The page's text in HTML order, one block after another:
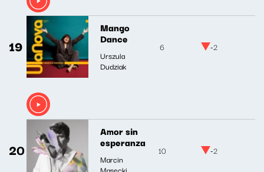
19
Mango
Dance
Urszula
Dudziak
6 -2
20
Amor sin
esperanza
Marcin
10 -2